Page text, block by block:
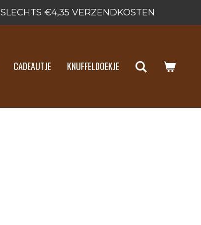
SLECHTS €4,35 VERZENDKOSTEN
CADEAUTJE KNUFFELDOEKJE